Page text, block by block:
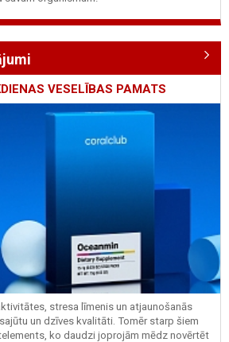
VESELĪBAS PAMATS
stresa līmenis un atjaunošanās
un dzīves kvalitāti. Tomēr starp šiem
ko daudzi joprojām mēdz novērtēt